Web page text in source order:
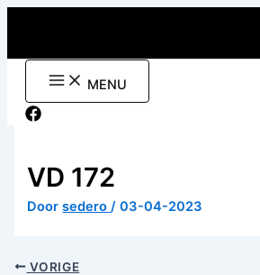
de
MENU
VD 172
Doorsedero/03-04-2023
VORIGE